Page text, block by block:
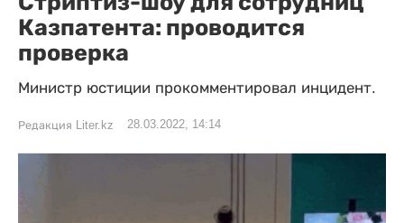
Казпатента: проводится
проверка
Министр юстиции прокомментировал инцидент.
Редакция Liter.kz 28.03.2022, 14:14